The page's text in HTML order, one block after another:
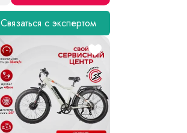
Связаться с экспертом